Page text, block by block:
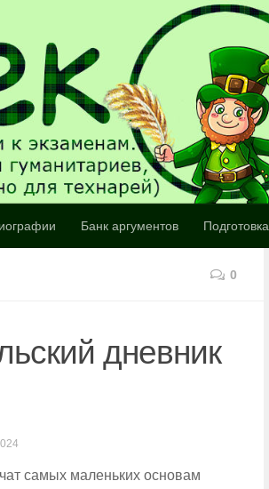
Банк аргументов Подготовка
0
дневник
самых маленьких основам